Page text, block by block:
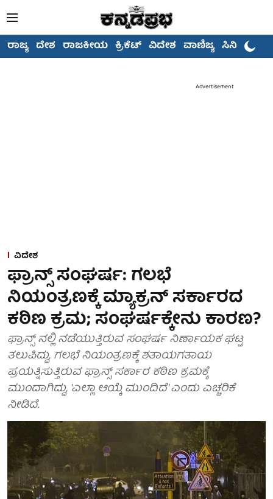
ರಾಜ್ಯ ದೇಶ ರಾಜಕೀಯ ಕ್ರಿಕೆಟ್ ವಿದೇಶ ವಾಣಿಜ್ಯ ಸಿನಿಮಾ
Advertisement
ವಿದೇಶ
ಫ್ರಾನ್ಸ್ ಸಂಘರ್ಷ: ಗಲಭೆ
ನಿಯಂತ್ರಣಕ್ಕೆ ಮ್ಯಾಕ್ರನ್ ಸರ್ಕಾರದ
ಕಠಿಣ ಕ್ರಮ; ಸಂಘರ್ಷಕ್ಕೇನು ಕಾರಣ?
ಫ್ರಾನ್ಸ್ ನಲ್ಲಿ ನಡೆಯುತ್ತಿರುವ ಸಂಘರ್ಷ ನಿರ್ಣಾಯಕ ಘಟ್ಟ
ತಲುಪಿದ್ದು, ಗಲಭೆ ನಿಯಂತ್ರಣಕ್ಕೆ ಶತಾಯಗತಾಯ
ಪ್ರಯತ್ನಿಸುತ್ತಿರುವ ಫ್ರಾನ್ಸ್ ಸರ್ಕಾರ ಕಠಿಣ ಕ್ರಮಕ್ಕೆ
ಮುಂದಾಗಿದ್ದು, 'ಎಲ್ಲಾ ಆಯ್ಕೆ ಮುಂದಿದೆ' ಎಂದು ಎಚ್ಚರಿಕೆ
ನೀಡಿದೆ.